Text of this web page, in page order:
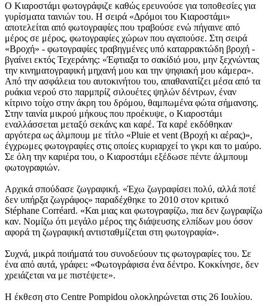
Ο Κιαροστάμι φωτογράφιζε καθώς ερευνούσε για τοποθεσίες για
γυρίσματα ταινιών του. Η σειρά «Δρόμοι του Κιαροστάμι»
αποτελείται από φωτογραφίες που τραβούσε ενώ πήγαινε από
μέρος σε μέρος, φωτογραφίες χώρων που αγαπούσε. Στη σειρά
«Βροχή» - φωτογραφίες τραβηγμένες υπό καταρρακτώδη βροχή -
βγαίνει εκτός Τεχεράνης: «Έφτιαξα το σακίδιό μου, μην ξεχνώντας
την κινηματογραφική μηχανή μου και την ψηφιακή μου κάμερα».
Από την ασφάλεια του αυτοκινήτου του, απαθανατίζει μέσα από τα
ρυάκια νερού στο παρμπρίζ σιλουέτες ψηλών δέντρων, έναν
κίτρινο τοίχο στην άκρη του δρόμου, θαμπωμένα φώτα σήμανσης.
Στην ταινία μικρού μήκους που προέκυψε, ο Κιαροστάμι
εναλλάσσεται μεταξύ σεκάνς και καρέ. Τα καρέ εκδόθηκαν
αργότερα ως άλμπουμ με τίτλο «Pluie et vent (Βροχή κι αέρας)»,
έγχρωμες φωτογραφίες στις οποίες κυριαρχεί το γκρι και το μαύρο.
Σε όλη την καριέρα του, ο Κιαροστάμι εξέδωσε πέντε άλμπουμ
φωτογραφιών.
Αρχικά σπούδασε ζωγραφική. «Έχω ζωγραφίσει πολύ, αλλά ποτέ
δεν υπήρξα ζωγράφος» παραδέχθηκε το 2010 στον κριτικό
Stéphane Corréard. «Και μιας και φωτογραφίζω, πια δεν ζωγραφίζω
καν. Νομίζω ότι μεγάλο μέρος της διάψευσης ελπίδων μου όσον
αφορά τη ζωγραφική αντισταθμίζεται στη φωτογραφία».
Συχνά, μικρά ποιήματά του συνοδεύουν τις φωτογραφίες του. Σε
ένα από αυτά, γράφει: «Φωτογράφισα ένα δέντρο. Κοκκίνησε, δεν
χρειάζεται να με πιστέψετε».
Η έκθεση στο Centre Pompidou ολοκληρώνεται στις 26 Ιουλίου.